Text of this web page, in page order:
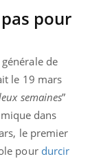
pour
de
le 19 mars
semaines”
dans
le premier
pour durcir